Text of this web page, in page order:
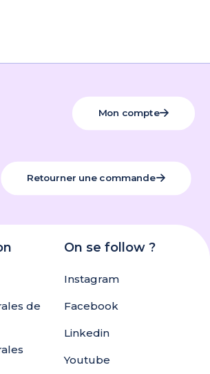
Mon compte
Retourner une commande
de
On se follow ?
Instagram
Facebook
Linkedin
Youtube